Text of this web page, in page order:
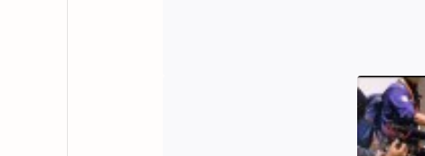
Welcome,.
All New
CBR250RR